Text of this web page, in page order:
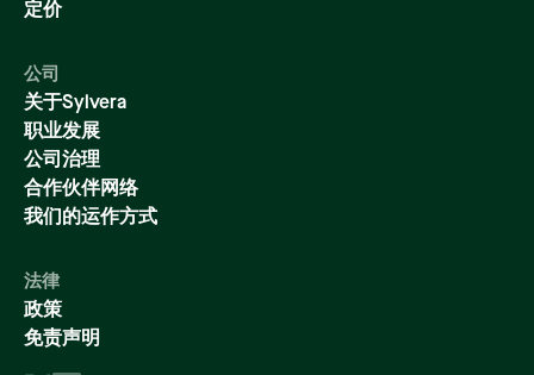
定价
公司
关于Sylvera
职业发展
公司治理
合作伙伴网络
我们的运作方式
法律
政策
免责声明